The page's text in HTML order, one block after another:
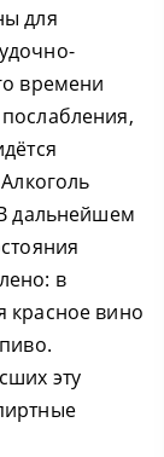
для
времени
дальнейшем
в
красное вино
эту